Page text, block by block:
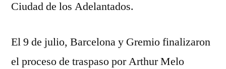
Ciudad de los Adelantados.
El 9 de julio, Barcelona y Gremio finalizaron
el proceso de traspaso por Arthur Melo